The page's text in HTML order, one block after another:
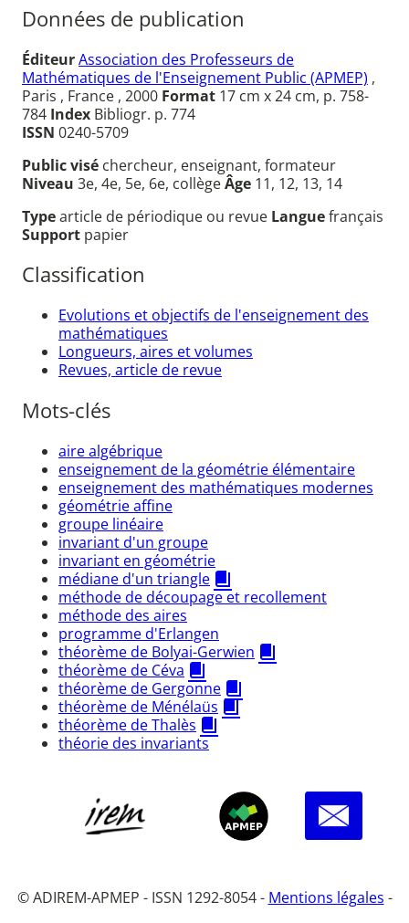
Données de publication
ÉditeurAssociation des Professeurs de
Mathématiques de l'Enseignement Public (APMEP) ,
Paris , France , 2000 Format 17 cm x 24 cm, p. 758-
784 Index Bibliogr. p. 774
ISSN 0240-5709
Public visé chercheur, enseignant, formateur
Niveau 3e, 4e, 5e, 6e, collègeÂge 11, 12, 13, 14
Typearticle de périodique ou revue Languefrançais
Support papier
Classification
Evolutions et objectifs de l'enseignement des
mathématiques
Longueurs, aires et volumes
Revues, article de revue
Mots-clés
aire algébrique
enseignement de la géométrie élémentaire
enseignement des mathématiques modernes
géométrie affine
groupe linéaire
invariant d'un groupe
invariant en géométrie
médiane d'un triangle
méthode de découpage et recollement
méthode des aires
programme d'Erlangen
théorème de Bolyai-Gerwien
théorème de Céva
théorème de Gergonne
théorème de Ménélaüs
théorème de Thalès
théorie des invariants
© ADIREM-APMEP - ISSN 1292-8054 - Mentions légales -